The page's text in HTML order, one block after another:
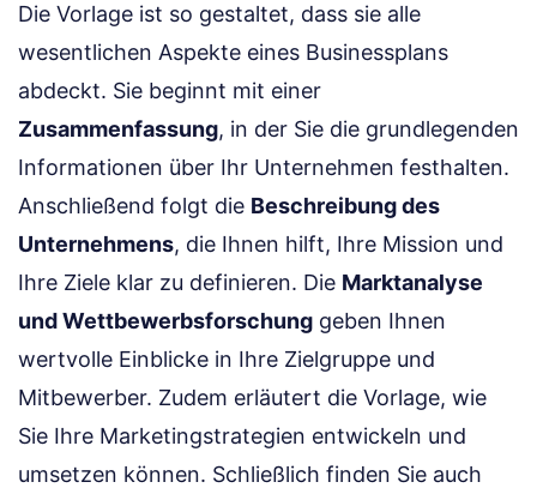
Die Vorlage ist so gestaltet, dass sie alle
wesentlichen Aspekte eines Businessplans
abdeckt. Sie beginnt mit einer
Zusammenfassung, in der Sie die grundlegenden
Informationen über Ihr Unternehmen festhalten.
Anschließend folgt die Beschreibung des
Unternehmens, die Ihnen hilft, Ihre Mission und
Ihre Ziele klar zu definieren. Die Marktanalyse
und Wettbewerbsforschung geben Ihnen
wertvolle Einblicke in Ihre Zielgruppe und
Mitbewerber. Zudem erläutert die Vorlage, wie
Sie Ihre Marketingstrategien entwickeln und
umsetzen können. Schließlich finden Sie auch